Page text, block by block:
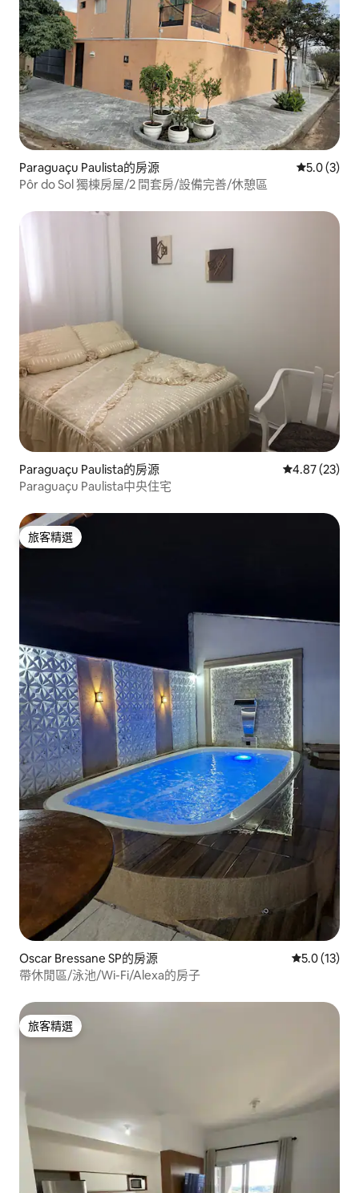
Paraguaçu Paulista的房源 從 3 則評
5.0 (3)
Pôr do Sol 獨棟房屋/2 間套房/設備完善/休憩區
Paraguaçu Paulista的房源 從 23 則評價
4.87 (23)
Paraguaçu Paulista中央住宅
旅客精選
旅客精選
Oscar Bressane SP的房源 從 13 則評
5.0 (13)
帶休閒區/泳池/Wi-Fi/Alexa的房子
旅客精選
旅客精選